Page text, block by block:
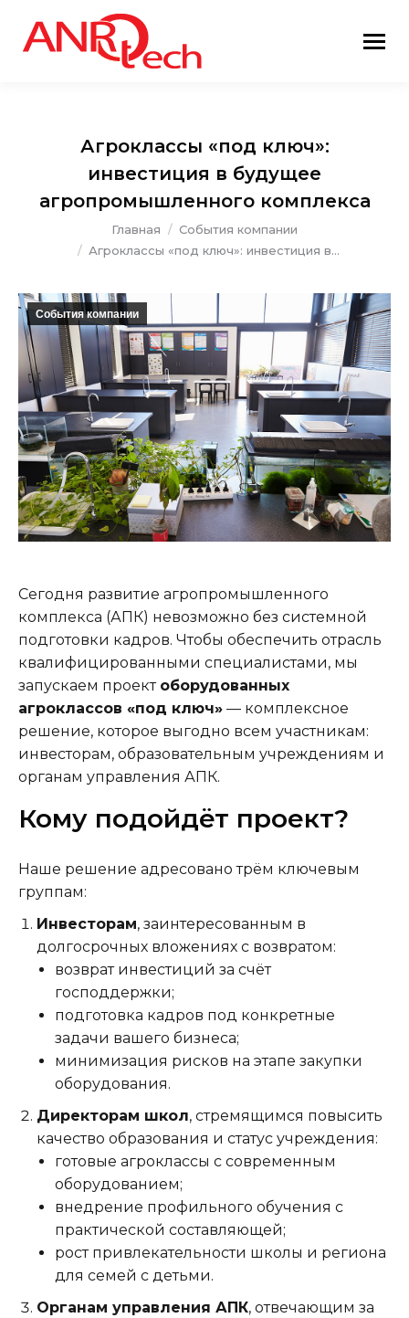
Агроклассы «под ключ»:
инвестиция в будущее
агропромышленного комплекса
Главная
События компании
Агроклассы «под ключ»: инвестиция в…
События компании
Сегодня развитие агропромышленного
комплекса (АПК) невозможно без системной
подготовки кадров. Чтобы обеспечить отрасль
квалифицированными специалистами, мы
запускаем проект оборудованных
агроклассов «под ключ» — комплексное
решение, которое выгодно всем участникам:
инвесторам, образовательным учреждениям и
органам управления АПК.
Кому подойдёт проект?
Наше решение адресовано трём ключевым
группам:
Инвесторам, заинтересованным в
долгосрочных вложениях с возвратом:
возврат инвестиций за счёт
господдержки;
подготовка кадров под конкретные
задачи вашего бизнеса;
минимизация рисков на этапе закупки
оборудования.
Директорам школ, стремящимся повысить
качество образования и статус учреждения:
готовые агроклассы с современным
оборудованием;
внедрение профильного обучения с
практической составляющей;
рост привлекательности школы и региона
для семей с детьми.
Органам управления АПК, отвечающим за